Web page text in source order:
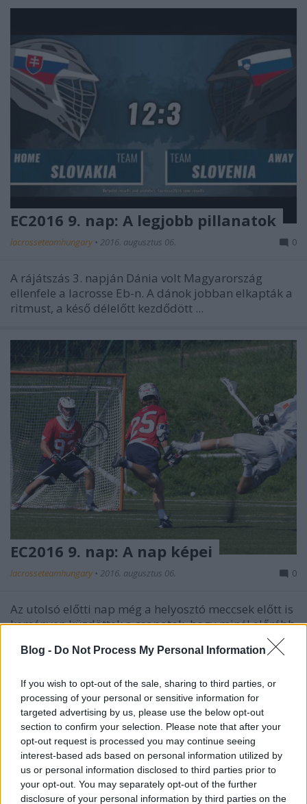
Blog - Do Not Process My Personal Information
If you wish to opt-out of the sale, sharing to third parties, or
processing of your personal or sensitive information for
targeted advertising by us, please use the below opt-out
section to confirm your selection. Please note that after your
opt-out request is processed you may continue seeing
interest-based ads based on personal information utilized by
us or personal information disclosed to third parties prior to
your opt-out. You may separately opt-out of the further
disclosure of your personal information by third parties on the
EC2016 9. nap: A legjobb pillanatok
lacrosseteamhungary • 2016. augusztus 06. 0
A rájátszás 3. napján Dánia volt Magyarország
ellenfele a lacrosse Eb-n. A dánok jobban elkapták a
ritmust, a késő délelőtt kezdődött ...
EC2016 9. nap: A nap képei
lacrosseteamhungary • 2016. augusztus 06. 0
Az utolsó előtti nap még a helyosztó meccsek előtt is
keményen küzdöttek a csapatok, hogy minél előrébb